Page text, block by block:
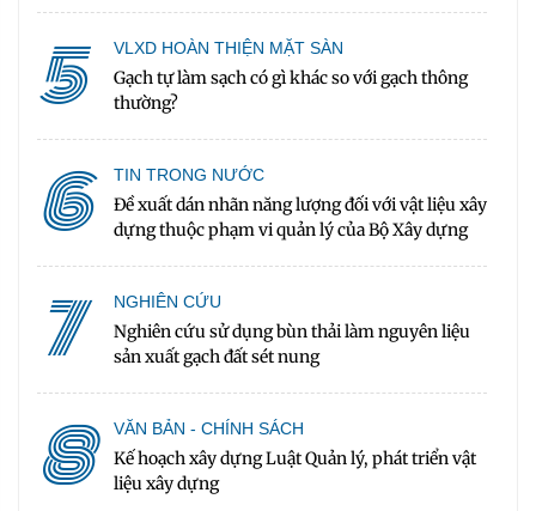
5 VLXD HOÀN THIỆN MẶT SÀN
Gạch tự làm sạch có gì khác so với gạch thông
thường?
6 TIN TRONG NƯỚC
Đề xuất dán nhãn năng lượng đối với vật liệu xây
dựng thuộc phạm vi quản lý của Bộ Xây dựng
7 NGHIÊN CỨU
Nghiên cứu sử dụng bùn thải làm nguyên liệu
sản xuất gạch đất sét nung
8 VĂN BẢN - CHÍNH SÁCH
Kế hoạch xây dựng Luật Quản lý, phát triển vật
liệu xây dựng